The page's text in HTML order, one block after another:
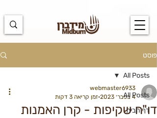
פוסט
All Posts
דף הבית
All Posts
דו"ח שקיפות - קרן האמנות
webmaster6933
4 בפבר׳ 2023
זמן קריאה 3 דקות